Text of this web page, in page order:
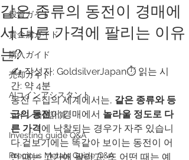
投資ガイド
貴金属ガイド
購入ガイド
売却ガイド
AIコインアシスタント
​コイン価値計算
Investing guide Q&A
Precious Metals Guide Q&A
같은 종류의 동전이 경매에
서 다른 가격에 팔리는 이유
는?
✍️ 작성자: GoldsilverJapan⏱️ 읽는 시
간: 약 4분
동전 수집의 세계에서는, 같은 종류와 등
급의 동전이 경매에서 놀라울 정도로 다
른 가격에 낙찰되는 경우가 자주 있습니
다.겉보기에는 똑같아 보이는 동전이 어
떤 때는 고가에 팔리고, 또 어떤 때는 예